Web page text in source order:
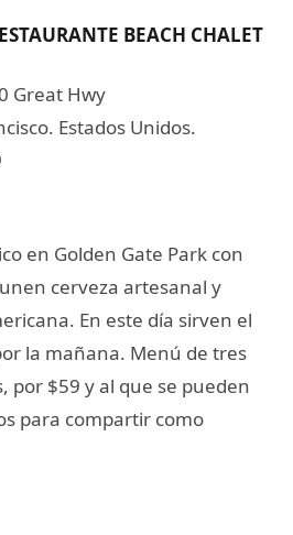
BEACH CHALET
Great Hwy
Estados Unidos.
en Golden Gate Park con
cerveza artesanal y
En este día sirven el
la mañana. Menú de tres
por $59 y al que se pueden
para compartir como